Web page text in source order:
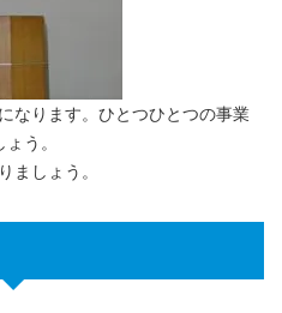
なります。ひとつひとつの事業
う。
ましょう。